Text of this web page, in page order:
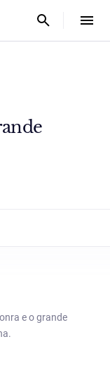
e o grande